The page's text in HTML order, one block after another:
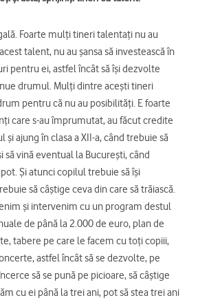
Foarte mulți tineri talentați nu au
talent, nu au șansa să investească în
pentru ei, astfel încât să își dezvolte
drumul. Mulți dintre acești tineri
pentru că nu au posibilități. E foarte
care s-au împrumutat, au făcut credite
și ajung în clasa a XII-a, când trebuie să
să vină eventual la București, când
Și atunci copilul trebuie să își
să câștige ceva din care să trăiască.
și intervenim cu un program destul
de până la 2.000 de euro, plan de
tabere pe care le facem cu toți copiii,
astfel încât să se dezvolte, pe
să se pună pe picioare, să câștige
cu ei până la trei ani, pot să stea trei ani